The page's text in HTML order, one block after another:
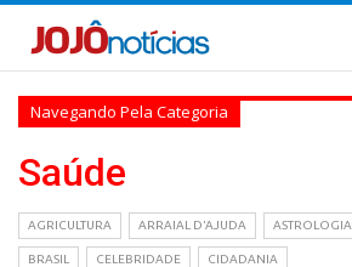
Navegando Pela Categoria
Saúde
AGRICULTURA ARRAIAL D'AJUDA ASTROLOGIA
BRASIL CELEBRIDADE CIDADANIA